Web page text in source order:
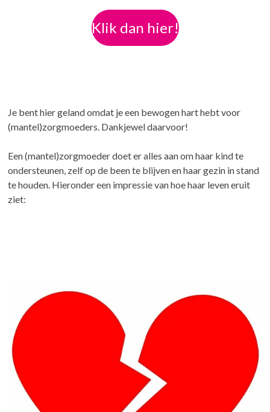
Klik dan hier!
Je bent hier geland omdat je een bewogen hart hebt voor
(mantel)zorgmoeders. Dankjewel daarvoor!
Een (mantel)zorgmoeder doet er alles aan om haar kind te
ondersteunen, zelf op de been te blijven en haar gezin in stand
te houden. Hieronder een impressie van hoe haar leven eruit
ziet: